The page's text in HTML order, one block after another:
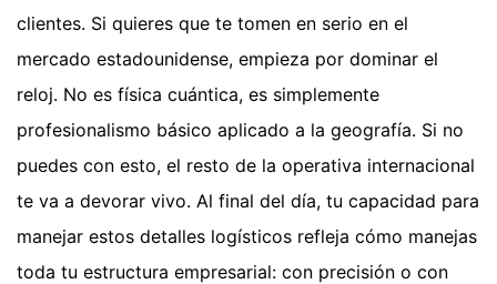
clientes. Si quieres que te tomen en serio en el
mercado estadounidense, empieza por dominar el
reloj. No es física cuántica, es simplemente
profesionalismo básico aplicado a la geografía. Si no
puedes con esto, el resto de la operativa internacional
te va a devorar vivo. Al final del día, tu capacidad para
manejar estos detalles logísticos refleja cómo manejas
toda tu estructura empresarial: con precisión o con